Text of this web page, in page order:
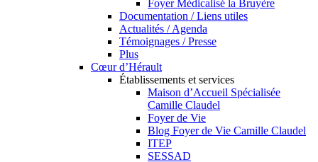
Foyer Médicalisé la Bruyère
Documentation / Liens utiles
Actualités / Agenda
Témoignages / Presse
Plus
Cœur d’Hérault
Établissements et services
Maison d’Accueil Spécialisée
Camille Claudel
Foyer de Vie
Blog Foyer de Vie Camille Claudel
ITEP
SESSAD